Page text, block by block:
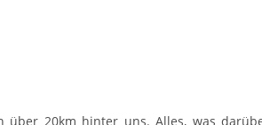
über 20km hinter uns. Alles, was